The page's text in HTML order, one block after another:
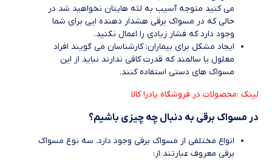
می کنید متوجه آسیب به لثه هایتان نخواهید شد در
حالی که در مسواک برقی هشدار دهنده ایی برای شما
وجود دارد که فشار زیادی را اعمال نکنید.
ایجاد مشکل برای بیماران: کارشناسان می گویند افراد
معلول یا سالمند که قدرت کافی ندارند نباید از این
مسواک های دستی استفاده کنند.
لینک :محصولات در فروشگاه پادرا کالا
در مسواک برقی به دنبال چه چیزی باشیم؟
انواع مختلفی از مسواک برقی وجود دارد. سه نوع مسواک
برقی معروف عبارتند از: